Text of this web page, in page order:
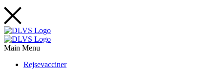
Main Menu
Rejsevacciner